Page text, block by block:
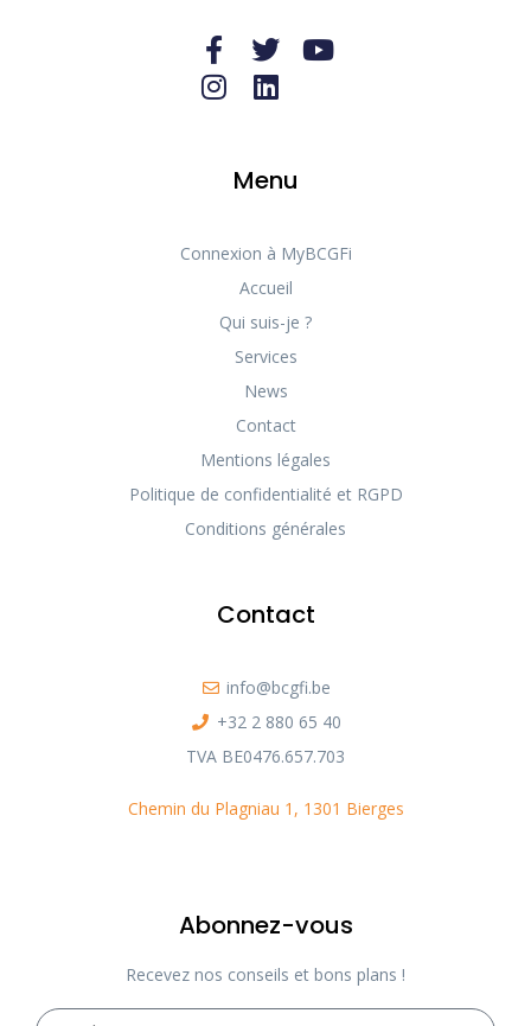
Menu
Connexion à MyBCGFi
Accueil
Qui suis-je ?
Services
News
Contact
Mentions légales
Politique de confidentialité et RGPD
Conditions générales
Contact
info@bcgfi.be
+32 2 880 65 40
TVA BE0476.657.703
Chemin du Plagniau 1, 1301 Bierges
Abonnez-vous
Recevez nos conseils et bons plans !